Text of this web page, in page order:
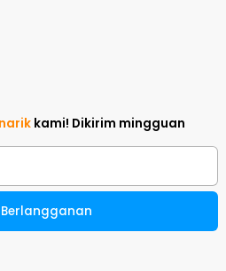
kami! Dikirim mingguan